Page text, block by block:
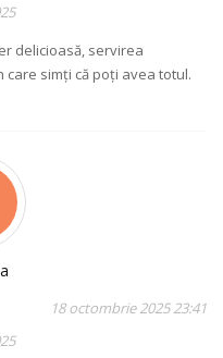
delicioasă, servirea
care simți că poți avea totul.
18 octombrie 2025 23:41